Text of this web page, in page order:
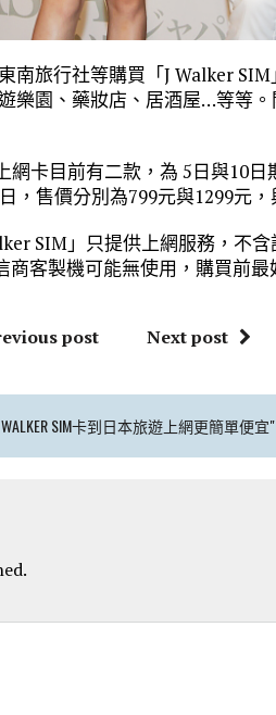
南旅行社等購買「J Walker
樂園、藥妝店、居酒屋…等等
網卡目前有二款，為 5日與10
，售價分別為799元與1299元
SIM」只提供上網服務，不
客製機可能無使用，購買前最
post Next post
SIM卡到日本旅遊上網更簡單便宜"